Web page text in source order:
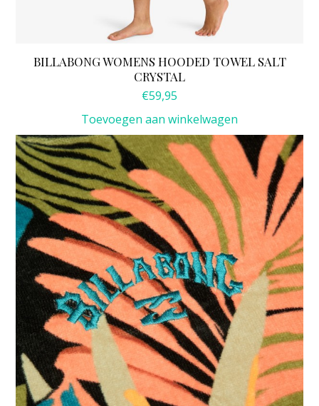
BILLABONG WOMENS HOODED TOWEL SALT
CRYSTAL
€59,95
Toevoegen aan winkelwagen